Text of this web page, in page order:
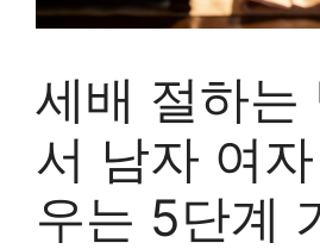
세배 절하는
서 남자 여
우는 5단계